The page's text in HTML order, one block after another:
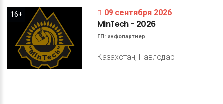
16+ 09 сентября 2026
MinTech- 2026
ГП: инфопартнер
Казахстан, Павлодар